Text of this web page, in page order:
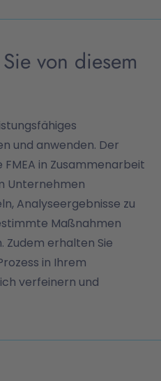
von diesem
und anwenden. Der
FMEA in Zusammenarbeit
Unternehmen
Analyseergebnisse zu
Maßnahmen
Zudem erhalten Sie
in Ihrem
verfeinern und